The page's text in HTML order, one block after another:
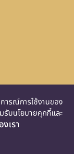
ารณ์การใช้งานของ
รับนโยบายคุกกี้และ
เรา